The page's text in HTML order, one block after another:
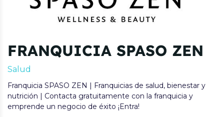
FRANQUICIA SPASO ZEN
Salud
Franquicia SPASO ZEN | Franquicias de salud, bienestar y
nutrición | Contacta gratuitamente con la franquicia y
emprende un negocio de éxito ¡Entra!